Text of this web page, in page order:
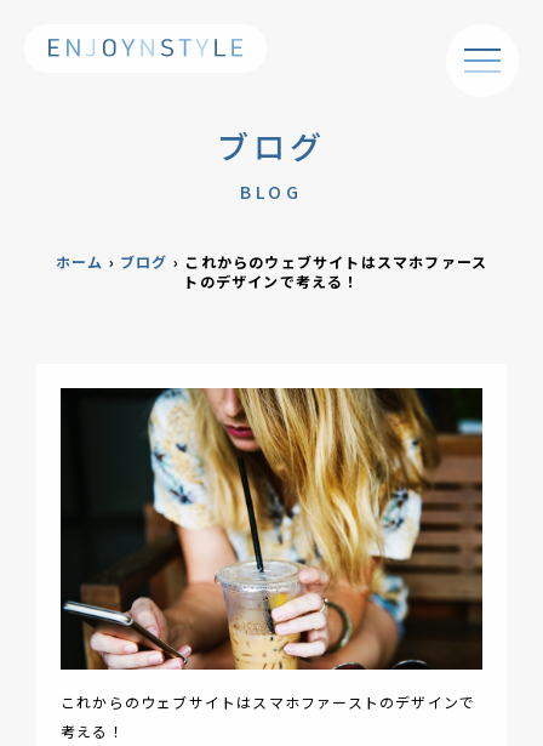
ブログ
BLOG
ホーム › ブログ › これからのウェブサイトはスマホファース
トのデザインで考える！
これからのウェブサイトはスマホファーストのデザインで
考える！